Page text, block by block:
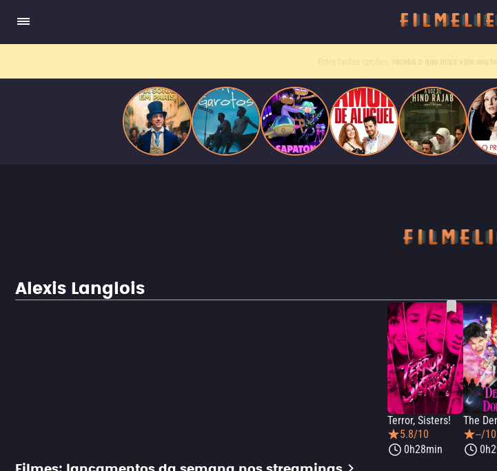
Alexis Langlois
Terror, Sisters!
5.8/10
0h28min
--/10
Paris
meio a círculos aristocráticos e reais.